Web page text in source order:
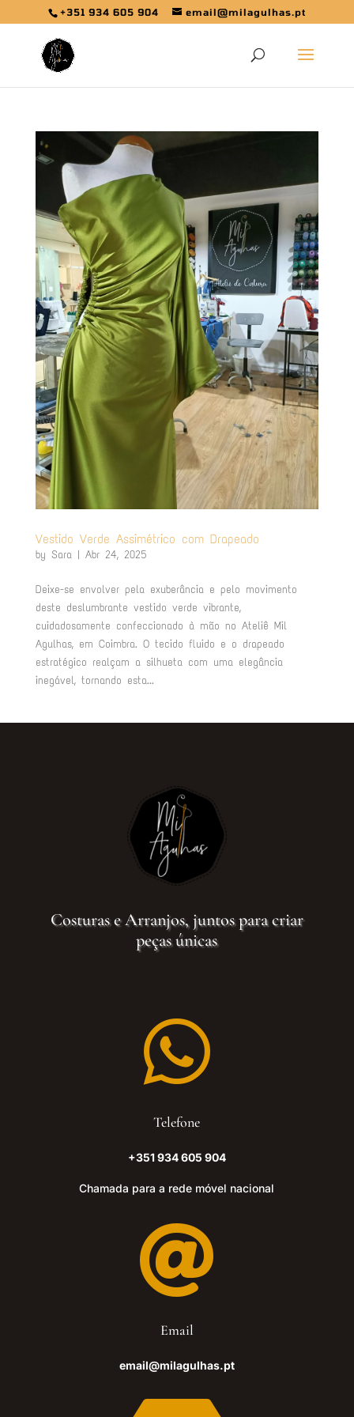
+351 934 605 904 email@milagulhas.pt
Vestido Verde Assimétrico com Drapeado
by Sara| Abr 24, 2025
Deixe-se envolver pela exuberância e pelo movimento
deste deslumbrante vestido verde vibrante,
cuidadosamente confeccionado à mão no Ateliê Mil
Agulhas, em Coimbra. O tecido fluido e o drapeado
estratégico realçam a silhueta com uma elegância
inegável, tornando esta...
Costuras e Arranjos, juntos para criar
peças únicas

Telefone
+351 934 605 904
Chamada para a rede móvel nacional

Email
email@milagulhas.pt